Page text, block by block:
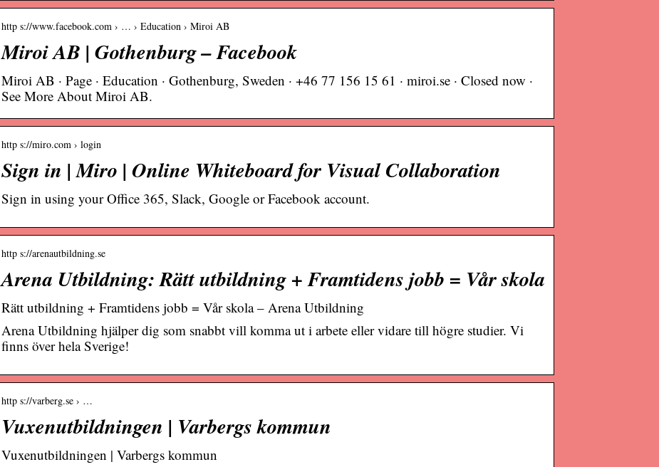
http s://www.facebook.com › … › Education › Miroi AB
Miroi AB | Gothenburg – Facebook
Miroi AB · Page · Education · Gothenburg, Sweden · +46 77 156 15 61 · miroi.se · Closed now ·
See More About Miroi AB.
http s://miro.com › login
Sign in | Miro | Online Whiteboard for Visual Collaboration
Sign in using your Office 365, Slack, Google or Facebook account.
http s://arenautbildning.se
Arena Utbildning: Rätt utbildning + Framtidens jobb = Vår skola
Rätt utbildning + Framtidens jobb = Vår skola – Arena Utbildning
Arena Utbildning hjälper dig som snabbt vill komma ut i arbete eller vidare till högre studier. Vi
finns över hela Sverige!
http s://varberg.se › …
Vuxenutbildningen | Varbergs kommun
Vuxenutbildningen | Varbergs kommun